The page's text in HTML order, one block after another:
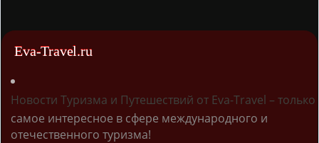
Eva-Travel.ru
Новости Туризма и Путешествий от Eva-Travel – только
самое интересное в сфере международного и
отечественного туризма!